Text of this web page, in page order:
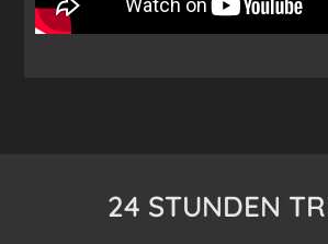
24 STUNDEN